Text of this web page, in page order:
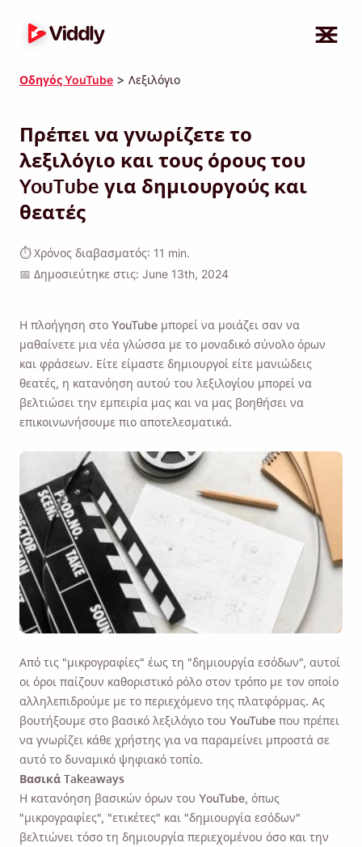
Οδηγός YouTube > Λεξιλόγιο
Πρέπει να γνωρίζετε το
λεξιλόγιο και τους όρους του
YouTube για δημιουργούς και
θεατές
⏱ Χρόνος διαβασματός: 11 min.
📅 Δημοσιεύτηκε στις: June 13th, 2024
Η πλοήγηση στο YouTube μπορεί να μοιάζει σαν να
μαθαίνετε μια νέα γλώσσα με το μοναδικό σύνολο όρων
και φράσεων. Είτε είμαστε δημιουργοί είτε μανιώδεις
θεατές, η κατανόηση αυτού του λεξιλογίου μπορεί να
βελτιώσει την εμπειρία μας και να μας βοηθήσει να
επικοινωνήσουμε πιο αποτελεσματικά.
Από τις "μικρογραφίες" έως τη "δημιουργία εσόδων", αυτοί
οι όροι παίζουν καθοριστικό ρόλο στον τρόπο με τον οποίο
αλληλεπιδρούμε με το περιεχόμενο της πλατφόρμας. Ας
βουτήξουμε στο βασικό λεξιλόγιο του YouTube που πρέπει
να γνωρίζει κάθε χρήστης για να παραμείνει μπροστά σε
αυτό το δυναμικό ψηφιακό τοπίο.
Βασικά Takeaways
Η κατανόηση βασικών όρων του YouTube, όπως
"μικρογραφίες", "ετικέτες" και "δημιουργία εσόδων"
βελτιώνει τόσο τη δημιουργία περιεχομένου όσο και την